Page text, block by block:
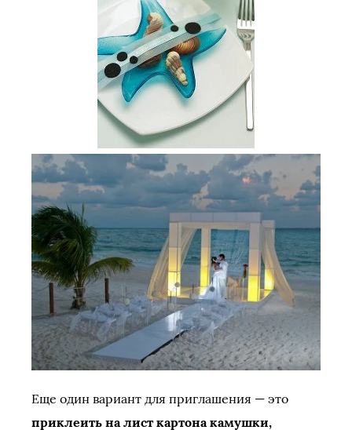
Еще один вариант для приглашения — это
приклеить на лист картона камушки,